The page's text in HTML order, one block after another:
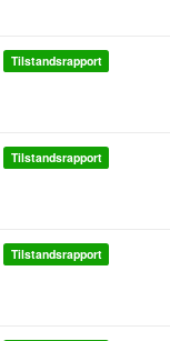
Tilstandsrapport
Tilstandsrapport
Tilstandsrapport